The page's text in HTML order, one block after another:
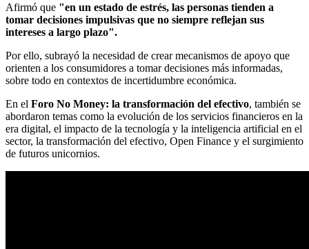
Afirmó que "en un estado de estrés, las personas tienden a
tomar decisiones impulsivas que no siempre reflejan sus
intereses a largo plazo".
Por ello, subrayó la necesidad de crear mecanismos de apoyo que
orienten a los consumidores a tomar decisiones más informadas,
sobre todo en contextos de incertidumbre económica.
En el Foro No Money: la transformación del efectivo, también se
abordaron temas como la evolución de los servicios financieros en la
era digital, el impacto de la tecnología y la inteligencia artificial en el
sector, la transformación del efectivo, Open Finance y el surgimiento
de futuros unicornios.